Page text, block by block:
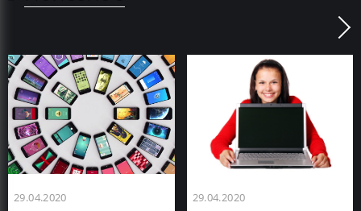
29.04.2020 29.04.2020